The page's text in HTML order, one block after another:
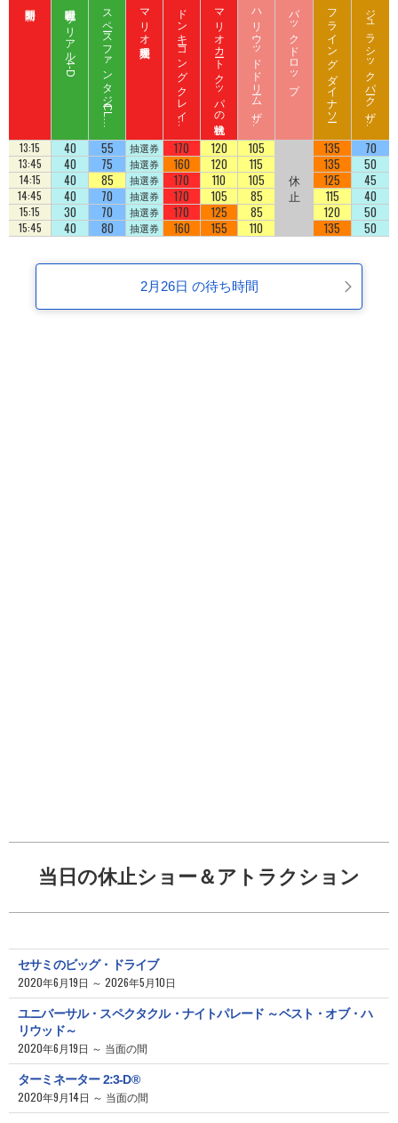
呪術廻戦 ザ リアル 4-D ス
ペ
ース
フ
ァ
ン
タ
ジ
ー
C
L
U
B
Z
E
D
D
マリオ入場整理券 ド
ン
キ
ーコ
ン
グ
ク
レ
イ
ジ
ート
ロ
ッ
コ
マリオカート クッパの挑戦状 ハ
リ
ウ
ッ
ド
ド
リ
ーム
ザ
ラ
イ
ド
バックドロップ フライング ダイナソー ジ
ュ
ラ
シ
ッ
ク
パ
ーク
ザ
ラ
イ
ド
13:15 40 55 抽選券 170 120 105 135 70
13:45 40 75 抽選券 160 120 115 135 50
14:15 40 85 抽選券 170 110 105 休 125 45
14:45 40 70 抽選券 170 105 85 止 115 40
15:15 30 70 抽選券 170 125 85 120 50
15:45 40 80 抽選券 160 155 110 135 50
2月26日 の待ち時間
当日の休止ショー＆アトラクション
セサミのビッグ・ドライブ
2020年6月19日 ～ 2026年5月10日
ユニバーサル・スペクタクル・ナイトパレード ～ベスト・オブ・ハ
リウッド～
2020年6月19日 ～ 当面の間
ターミネーター 2:3-D®
2020年9月14日 ～ 当面の間